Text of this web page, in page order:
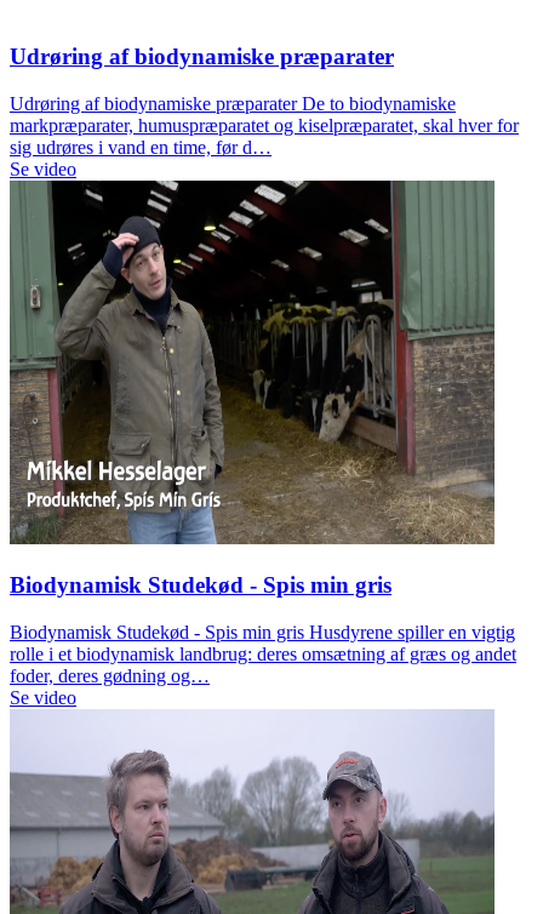
Udrøring af biodynamiske præparater
Udrøring af biodynamiske præparater De to biodynamiske
markpræparater, humuspræparatet og kiselpræparatet, skal hver for
sig udrøres i vand en time, før d…
Se video
Biodynamisk Studekød - Spis min gris
Biodynamisk Studekød - Spis min gris Husdyrene spiller en vigtig
rolle i et biodynamisk landbrug: deres omsætning af græs og andet
foder, deres gødning og…
Se video